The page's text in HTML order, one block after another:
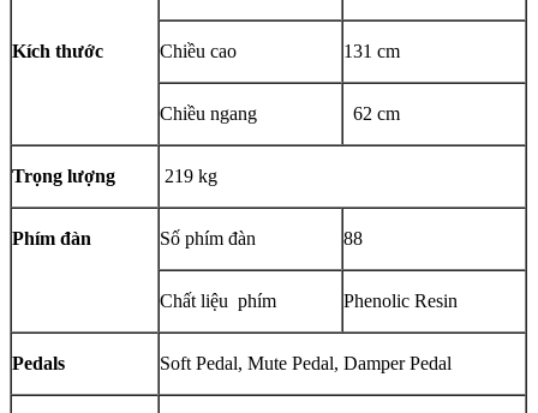
Kích thước Chiều cao 131 cm
Chiều ngang 62 cm
Trọng lượng 219 kg
Phím đàn Số phím đàn 88
Chất liệu phím Phenolic Resin
Pedals Soft Pedal, Mute Pedal, Damper Pedal